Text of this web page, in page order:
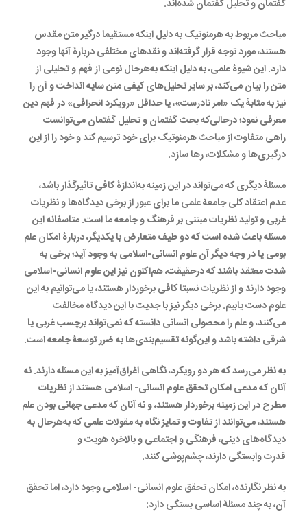
گفتمان و تحلیل گفتمان شده‌اند.
مباحث مربوط به هرمنوتیک به دلیل اینکه مستقیما درگیر متن مقدس
هستند، مورد توجه قرار گرفته‌اند و نقدهای مختلفی در‌بارۀ آنها وجود
دارد. این شیوۀ علمی، به دلیل اینکه به‌هر‌حال نوعی از فهم و تحلیلی از
متن را بیان می‌کند، بر سایر تحلیل‌های کیفی متن سایه انداخت و آن را
نیز به مثابۀ یک «امر نادرست»، یا حداقل «رویکرد انحرافی» در فهم دین
معرفی نمود؛ در‌حالی‌که بحث گفتمان و تحلیل گفتمان می‌توانست
راهی متفاوت از مباحث هرمنوتیک برای خود ترسیم کند و خود را از این
درگیری‌ها و مشکلات، رها سازد.
مسئلۀ دیگری که می‌تواند در این زمینه به‌اندازۀ کافی تاثیرگذار باشد،
عدم اعتقاد کلی جامعۀ علمی ما برای عبور از برخی دیدگاه‌ها و نظریات
غربی و تولید نظریات مبتنی بر فرهنگ و جامعه ما است. متاسفانه این
مسئله باعث شده است که دو طیف متعارض با یکدیگر، دربارۀ امکان علم
بومی یا در وجه دیگر آن علوم انسانی-اسلامی به وجود آید؛ برخی به
شدت معتقد باشند که در‌حقیقت، هم‌اکنون نیز این علوم انسانی-اسلامی
وجود دارند و از نظریات نسبتا کافی برخوردار هستند، یا می‌توانیم به این
علوم دست یابیم. برخی دیگر نیز با جدیت با این دیدگاه مخالفت
می‌کنند، و علم را محصولی انسانی دانسته که نمی‌تواند برچسب غربی یا
شرقی داشته باشد و این‌گونه تقسیم‌بندی‌ها به ضرر توسعۀ جامعه است.
به نظر می‌رسد که هر دو رویکرد، نگاهی اغراق‌آمیز به این مسئله دارند. نه
آنان که مدعی امکان تحقق علوم انسانی- اسلامی هستند از نظریات
مطرح در این زمینه برخوردار هستند، و نه آنان که مدعی جهانی بودن علم
هستند، می‌توانند از تفاوت و تمایز نگاه به مقولات علمی که به‌هر‌حال به
دیدگاه‌های دینی، فرهنگی و اجتماعی و بالاخره هویت و
قدرت وابستگی دارند، چشم‌پوشی کنند.
به نظر نگارنده، امکان تحقق علوم انسانی- اسلامی وجود دارد، اما تحقق
آن، به چند مسئلۀ اساسی بستگی دارد: